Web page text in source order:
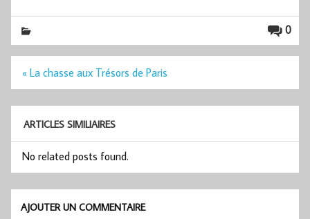
0
Navigation
« La chasse aux Trésors de Paris
ARTICLES SIMILIAIRES
No related posts found.
AJOUTER UN COMMENTAIRE